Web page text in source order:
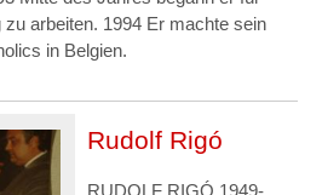
arbeiten. 1994 Er machte sein
in Belgien.
Rudolf Rigó